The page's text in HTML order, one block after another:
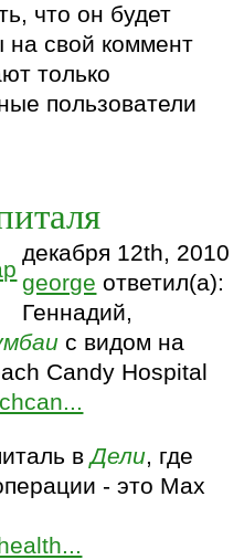
что он будет
на свой коммент
только
пользователи
декабря 12th, 2010
george ответил(а):
Геннадий,
с видом на
Candy Hospital
вДели, где
- это Max